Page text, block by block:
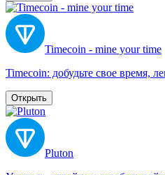
Timecoin - mine your time
Timecoin: добудьте свое время,
Открыть
Pluton